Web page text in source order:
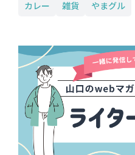
カレー
雑貨 やまグル